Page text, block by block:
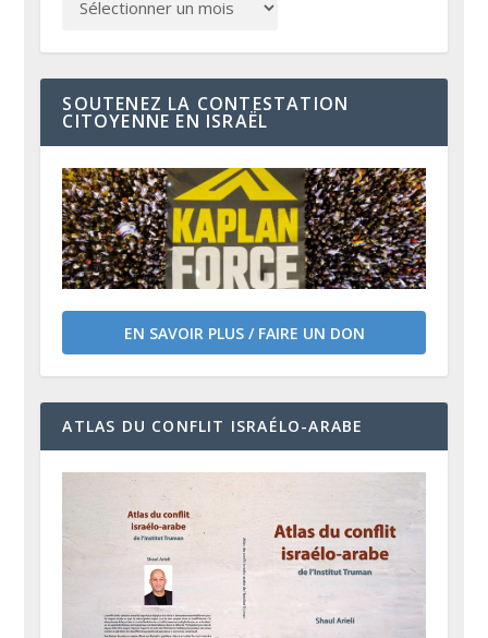
SOUTENEZ LA CONTESTATION
CITOYENNE EN ISRAËL
EN SAVOIR PLUS / FAIRE UN DON
ATLAS DU CONFLIT ISRAÉLO-ARABE